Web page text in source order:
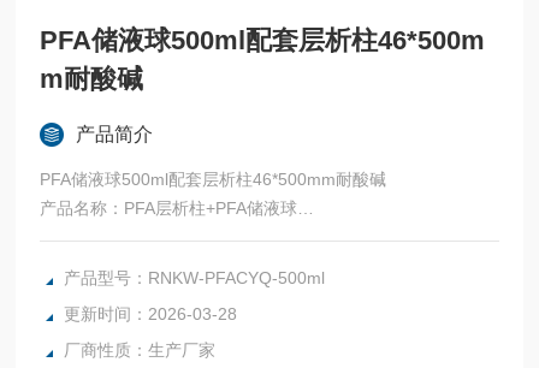
PFA储液球500ml配套层析柱46*500m
m耐酸碱
产品简介
PFA储液球500ml配套层析柱46*500mm耐酸碱
产品名称：PFA层析柱+PFA储液球
规格：可按需求定制
货号：RNKW-PFACYQ-500ml
品牌：南京瑞尼克
应用：树脂交换，用于超纯水，高纯试剂过滤提纯
产品型号：RNKW-PFACYQ-500ml
更新时间：2026-03-28
厂商性质：生产厂家